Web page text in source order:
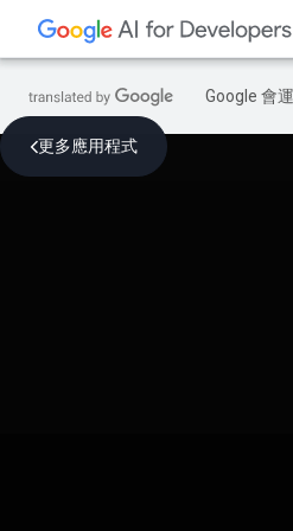
Google 會
更多應用程式